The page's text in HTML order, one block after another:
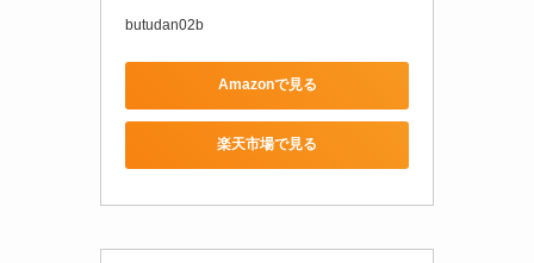
butudan02b
Amazonで見る
楽天市場で見る